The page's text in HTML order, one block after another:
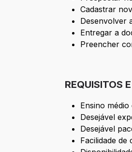
Cadastrar
Desenvolver
Entregar a
Preencher
REQUISITOS
Ensino
Desejável
Desejável
Facilidade de